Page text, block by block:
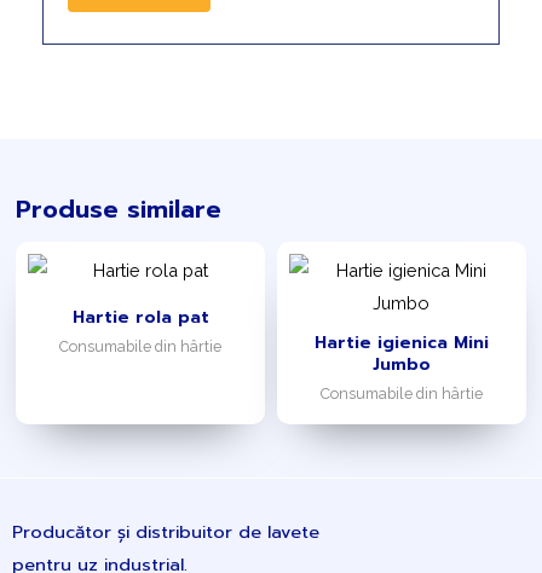
Produse similare
Hartie rola pat
Consumabile din hârtie
Hartie igienica Mini
Jumbo
Consumabile din hârtie
Producător și distribuitor de lavete
pentru uz industrial.